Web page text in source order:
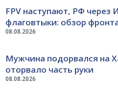
08.08.2026
FPV наступают, РФ через
флаговтыки: обзор
08.08.2026
Мужчина подорвался на
оторвало часть руки